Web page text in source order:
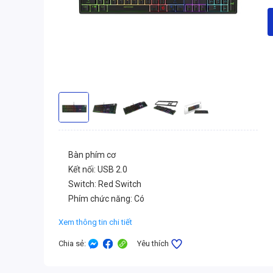
Bàn phím cơ
Kết nối: USB 2.0
Switch: Red Switch
Phím chức năng: Có
Xem thông tin chi tiết
Chia sẻ: Yêu thích